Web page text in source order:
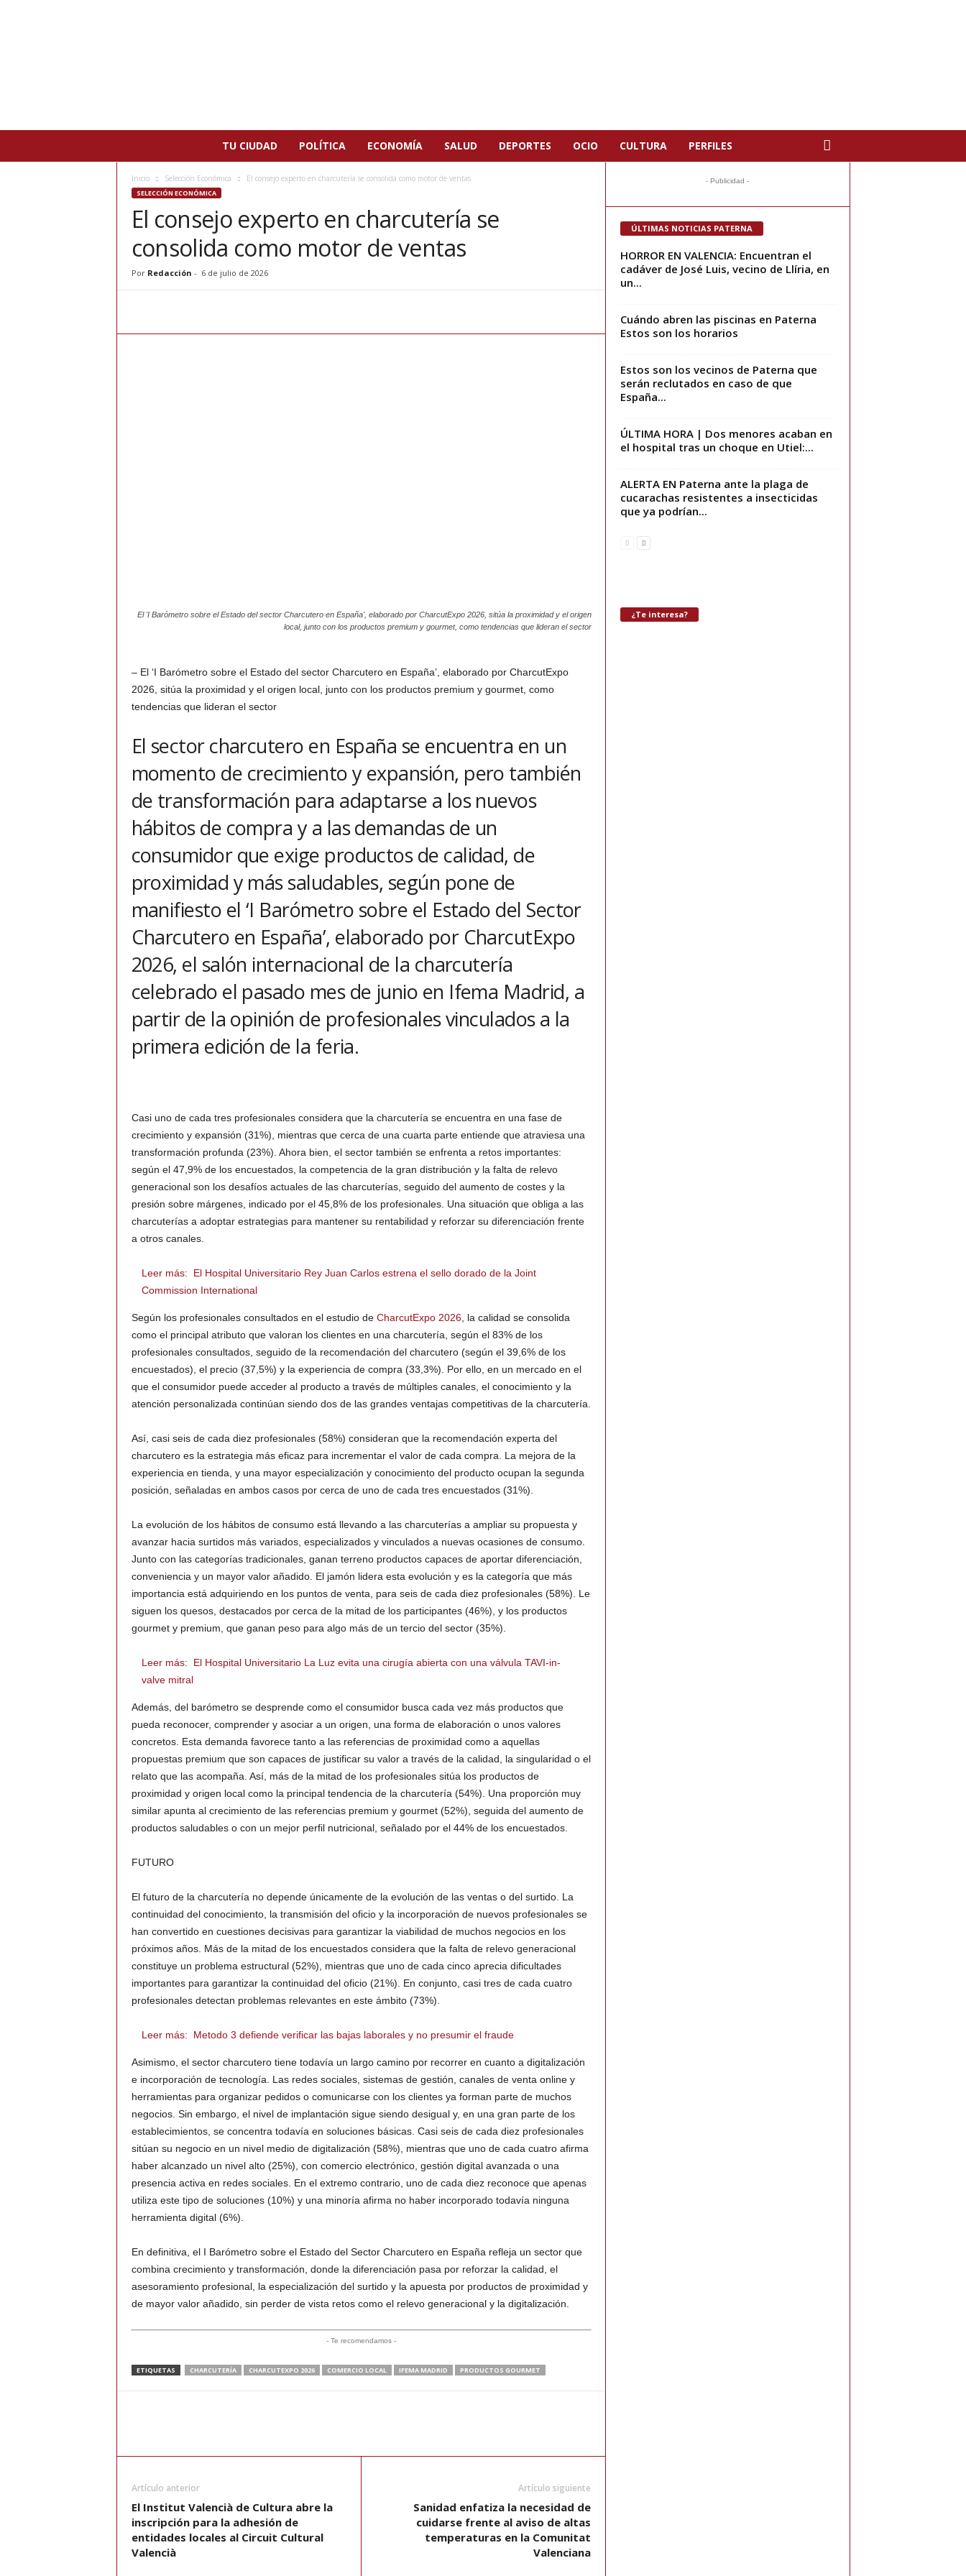
TU CIUDAD POLÍTICA ECONOMÍA SALUD DEPORTES OCIO CULTURA PERFILES
Inicio Selección Económica El consejo experto en charcutería se consolida como motor de ventas
SELECCIÓN ECONÓMICA
El consejo experto en charcutería se
consolida como motor de ventas
Por Redacción - 6 de julio de 2026
El 'I Barómetro sobre el Estado del sector Charcutero en España', elaborado por CharcutExpo 2026, sitúa la proximidad y el origen
local, junto con los productos premium y gourmet, como tendencias que lideran el sector
– El ‘I Barómetro sobre el Estado del sector Charcutero en España’, elaborado por CharcutExpo
2026, sitúa la proximidad y el origen local, junto con los productos premium y gourmet, como
tendencias que lideran el sector
El sector charcutero en España se encuentra en un
momento de crecimiento y expansión, pero también
de transformación para adaptarse a los nuevos
hábitos de compra y a las demandas de un
consumidor que exige productos de calidad, de
proximidad y más saludables, según pone de
manifiesto el ‘I Barómetro sobre el Estado del Sector
Charcutero en España’, elaborado por CharcutExpo
2026, el salón internacional de la charcutería
celebrado el pasado mes de junio en Ifema Madrid, a
partir de la opinión de profesionales vinculados a la
primera edición de la feria.
Casi uno de cada tres profesionales considera que la charcutería se encuentra en una fase de
crecimiento y expansión (31%), mientras que cerca de una cuarta parte entiende que atraviesa una
transformación profunda (23%). Ahora bien, el sector también se enfrenta a retos importantes:
según el 47,9% de los encuestados, la competencia de la gran distribución y la falta de relevo
generacional son los desafíos actuales de las charcuterías, seguido del aumento de costes y la
presión sobre márgenes, indicado por el 45,8% de los profesionales. Una situación que obliga a las
charcuterías a adoptar estrategias para mantener su rentabilidad y reforzar su diferenciación frente
a otros canales.
Leer más:
El Hospital Universitario Rey Juan Carlos estrena el sello dorado de la Joint
Commission International
Según los profesionales consultados en el estudio de CharcutExpo 2026, la calidad se consolida
como el principal atributo que valoran los clientes en una charcutería, según el 83% de los
profesionales consultados, seguido de la recomendación del charcutero (según el 39,6% de los
encuestados), el precio (37,5%) y la experiencia de compra (33,3%). Por ello, en un mercado en el
que el consumidor puede acceder al producto a través de múltiples canales, el conocimiento y la
atención personalizada continúan siendo dos de las grandes ventajas competitivas de la charcutería.
Así, casi seis de cada diez profesionales (58%) consideran que la recomendación experta del
charcutero es la estrategia más eficaz para incrementar el valor de cada compra. La mejora de la
experiencia en tienda, y una mayor especialización y conocimiento del producto ocupan la segunda
posición, señaladas en ambos casos por cerca de uno de cada tres encuestados (31%).
La evolución de los hábitos de consumo está llevando a las charcuterías a ampliar su propuesta y
avanzar hacia surtidos más variados, especializados y vinculados a nuevas ocasiones de consumo.
Junto con las categorías tradicionales, ganan terreno productos capaces de aportar diferenciación,
conveniencia y un mayor valor añadido. El jamón lidera esta evolución y es la categoría que más
importancia está adquiriendo en los puntos de venta, para seis de cada diez profesionales (58%). Le
siguen los quesos, destacados por cerca de la mitad de los participantes (46%), y los productos
gourmet y premium, que ganan peso para algo más de un tercio del sector (35%).
Leer más:
El Hospital Universitario La Luz evita una cirugía abierta con una válvula TAVI-in-
valve mitral
Además, del barómetro se desprende como el consumidor busca cada vez más productos que
pueda reconocer, comprender y asociar a un origen, una forma de elaboración o unos valores
concretos. Esta demanda favorece tanto a las referencias de proximidad como a aquellas
propuestas premium que son capaces de justificar su valor a través de la calidad, la singularidad o el
relato que las acompaña. Así, más de la mitad de los profesionales sitúa los productos de
proximidad y origen local como la principal tendencia de la charcutería (54%). Una proporción muy
similar apunta al crecimiento de las referencias premium y gourmet (52%), seguida del aumento de
productos saludables o con un mejor perfil nutricional, señalado por el 44% de los encuestados.
FUTURO
El futuro de la charcutería no depende únicamente de la evolución de las ventas o del surtido. La
continuidad del conocimiento, la transmisión del oficio y la incorporación de nuevos profesionales se
han convertido en cuestiones decisivas para garantizar la viabilidad de muchos negocios en los
próximos años. Más de la mitad de los encuestados considera que la falta de relevo generacional
constituye un problema estructural (52%), mientras que uno de cada cinco aprecia dificultades
importantes para garantizar la continuidad del oficio (21%). En conjunto, casi tres de cada cuatro
profesionales detectan problemas relevantes en este ámbito (73%).
Leer más: Metodo 3 defiende verificar las bajas laborales y no presumir el fraude
Asimismo, el sector charcutero tiene todavía un largo camino por recorrer en cuanto a digitalización
e incorporación de tecnología. Las redes sociales, sistemas de gestión, canales de venta online y
herramientas para organizar pedidos o comunicarse con los clientes ya forman parte de muchos
negocios. Sin embargo, el nivel de implantación sigue siendo desigual y, en una gran parte de los
establecimientos, se concentra todavía en soluciones básicas. Casi seis de cada diez profesionales
sitúan su negocio en un nivel medio de digitalización (58%), mientras que uno de cada cuatro afirma
haber alcanzado un nivel alto (25%), con comercio electrónico, gestión digital avanzada o una
presencia activa en redes sociales. En el extremo contrario, uno de cada diez reconoce que apenas
utiliza este tipo de soluciones (10%) y una minoría afirma no haber incorporado todavía ninguna
herramienta digital (6%).
En definitiva, el I Barómetro sobre el Estado del Sector Charcutero en España refleja un sector que
combina crecimiento y transformación, donde la diferenciación pasa por reforzar la calidad, el
asesoramiento profesional, la especialización del surtido y la apuesta por productos de proximidad y
de mayor valor añadido, sin perder de vista retos como el relevo generacional y la digitalización.
- Te recomendamos -
ETIQUETAS CHARCUTERÍA CHARCUTEXPO 2026 COMERCIO LOCAL IFEMA MADRID PRODUCTOS GOURMET
Artículo anterior
El Institut Valencià de Cultura abre la
inscripción para la adhesión de
entidades locales al Circuit Cultural
Valencià
Artículo siguiente
Sanidad enfatiza la necesidad de
cuidarse frente al aviso de altas
temperaturas en la Comunitat
Valenciana
- Publicidad -
ÚLTIMAS NOTICIAS PATERNA
HORROR EN VALENCIA: Encuentran el
cadáver de José Luis, vecino de Llíria, en
un...
Cuándo abren las piscinas en Paterna
Estos son los horarios
Estos son los vecinos de Paterna que
serán reclutados en caso de que
España...
ÚLTIMA HORA | Dos menores acaban en
el hospital tras un choque en Utiel:...
ALERTA EN Paterna ante la plaga de
cucarachas resistentes a insecticidas
que ya podrían...
¿Te interesa?